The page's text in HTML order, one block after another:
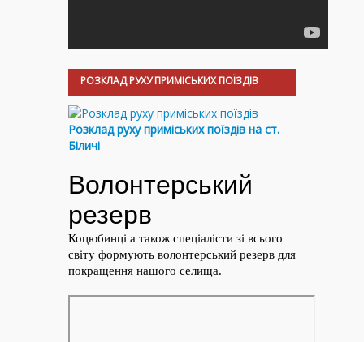
РОЗКЛАД РУХУ ПРИМІСЬКИХ ПОЇЗДІВ
Розклад руху приміських поїздів на ст.
Біличі